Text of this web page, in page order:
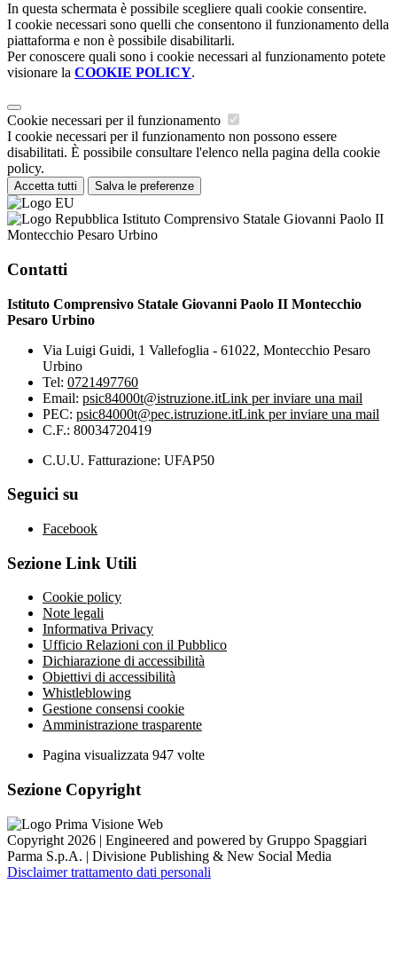
In questa schermata è possibile scegliere quali cookie consentire.
I cookie necessari sono quelli che consentono il funzionamento della
piattaforma e non è possibile disabilitarli.
Per conoscere quali sono i cookie necessari al funzionamento potete
visionare la COOKIE POLICY.
Cookie necessari per il funzionamento
I cookie necessari per il funzionamento non possono essere
disabilitati. È possibile consultare l'elenco nella pagina della cookie
policy.
Accetta tutti Salva le preferenze
Istituto Comprensivo Statale Giovanni Paolo II
Montecchio Pesaro Urbino
Contatti
Istituto Comprensivo Statale Giovanni Paolo II Montecchio
Pesaro Urbino
Via Luigi Guidi, 1 Vallefoglia - 61022, Montecchio Pesaro
Urbino
Tel: 0721497760
Email: psic84000t@istruzione.itLink per inviare una mail
PEC: psic84000t@pec.istruzione.itLink per inviare una mail
C.F.: 80034720419
C.U.U. Fatturazione: UFAP50
Seguici su
Facebook
Sezione Link Utili
Cookie policy
Note legali
Informativa Privacy
Ufficio Relazioni con il Pubblico
Dichiarazione di accessibilità
Obiettivi di accessibilità
Whistleblowing
Gestione consensi cookie
Amministrazione trasparente
Pagina visualizzata 947 volte
Sezione Copyright
Copyright 2026 | Engineered and powered by Gruppo Spaggiari
Parma S.p.A. | Divisione Publishing & New Social Media
Disclaimer trattamento dati personali